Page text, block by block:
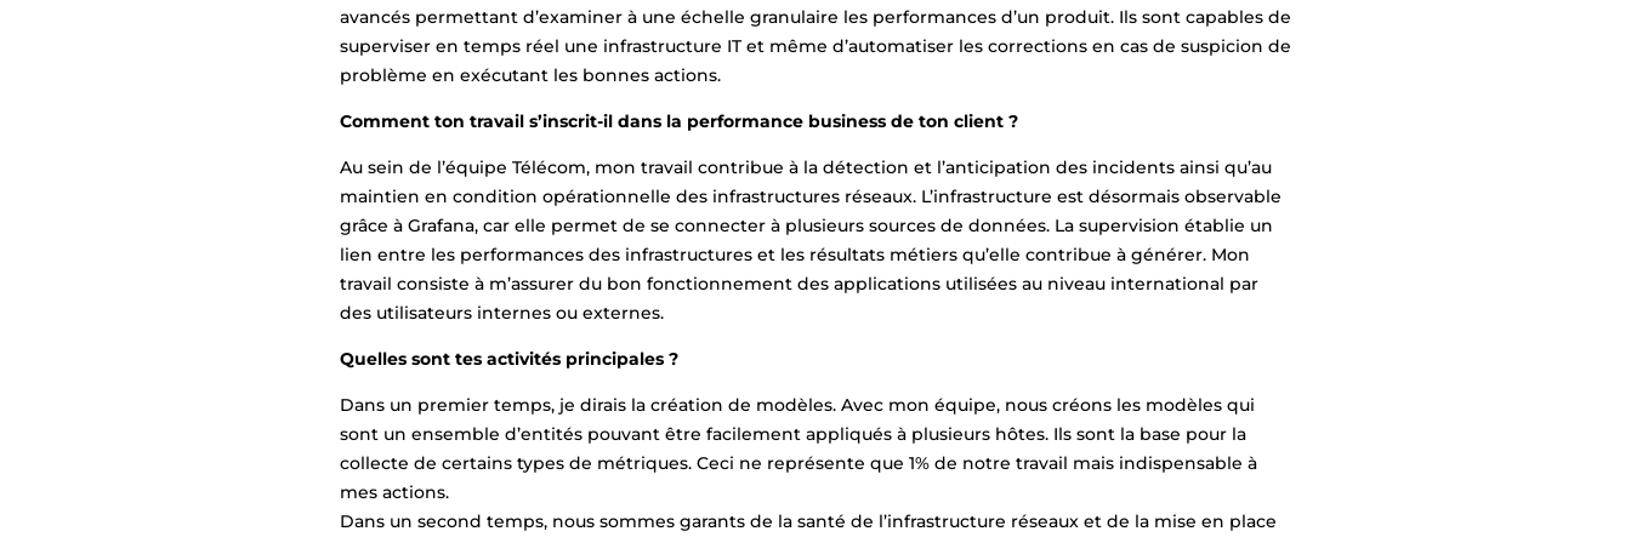
avancés permettant d’examiner à une échelle granulaire les performances d’un produit. Ils sont capables de
superviser en temps réel une infrastructure IT et même d’automatiser les corrections en cas de suspicion de
problème en exécutant les bonnes actions.
Comment ton travail s’inscrit-il dans la performance business de ton client ?
Au sein de l’équipe Télécom, mon travail contribue à la détection et l’anticipation des incidents ainsi qu’au
maintien en condition opérationnelle des infrastructures réseaux. L’infrastructure est désormais observable
grâce à Grafana, car elle permet de se connecter à plusieurs sources de données. La supervision établie un
lien entre les performances des infrastructures et les résultats métiers qu’elle contribue à générer. Mon
travail consiste à m’assurer du bon fonctionnement des applications utilisées au niveau international par
des utilisateurs internes ou externes.
Quelles sont tes activités principales ?
Dans un premier temps, je dirais la création de modèles. Avec mon équipe, nous créons les modèles qui
sont un ensemble d’entités pouvant être facilement appliqués à plusieurs hôtes. Ils sont la base pour la
collecte de certains types de métriques. Ceci ne représente que 1% de notre travail mais indispensable à
mes actions.
Dans un second temps, nous sommes garants de la santé de l’infrastructure réseaux et de la mise en place